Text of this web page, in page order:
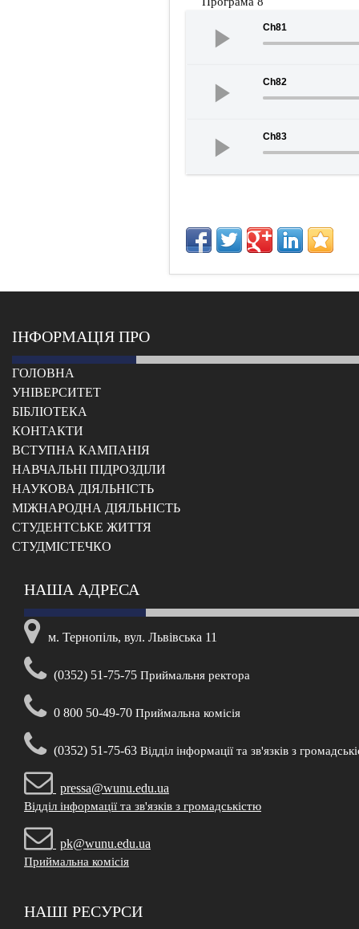
Ch81
Ch82
Ch83
ІНФОРМАЦІЯ ПРО
ГОЛОВНА
УНІВЕРСИТЕТ
БІБЛІОТЕКА
КОНТАКТИ
ВСТУПНА КАМПАНІЯ
НАВЧАЛЬНІ ПІДРОЗДІЛИ
НАУКОВА ДІЯЛЬНІСТЬ
МІЖНАРОДНА ДІЯЛЬНІСТЬ
CТУДЕНТСЬКЕ ЖИТТЯ
CТУДМІСТЕЧКО
НАША АДРЕСА
м. Тернопіль, вул. Львівська 11
(0352) 51-75-75 Приймальня ректора
0 800 50-49-70 Приймальна комісія
(0352) 51-75-63 Відділ інформації та зв'язків з
pressa@wunu.edu.ua
Відділ інформації та зв'язків з громадськістю
pk@wunu.edu.ua
Приймальна комісія
НАШІ РЕСУРСИ